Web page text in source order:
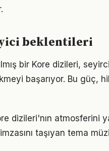
beklentileri
bir Kore dizileri,
başarıyor. Bu güç,
dizileri'nın atmosferini
taşıyan tema